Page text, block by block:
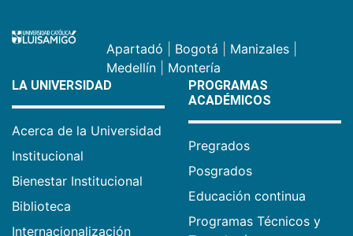
Apartadó Bogotá Manizales
Medellín
Montería
LA UNIVERSIDAD
Acerca de la Universidad
Institucional
Bienestar Institucional
Biblioteca
Internacionalización
PROGRAMAS
ACADÉMICOS
Pregrados
Posgrados
Educación continua
Programas Técnicos y